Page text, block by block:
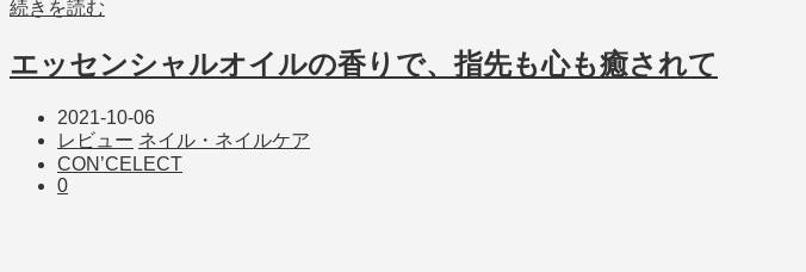
続きを読む
エッセンシャルオイルの香りで、指先も心も癒されて
2021-10-06
レビュー ネイル・ネイルケア
CON’CELECT
0